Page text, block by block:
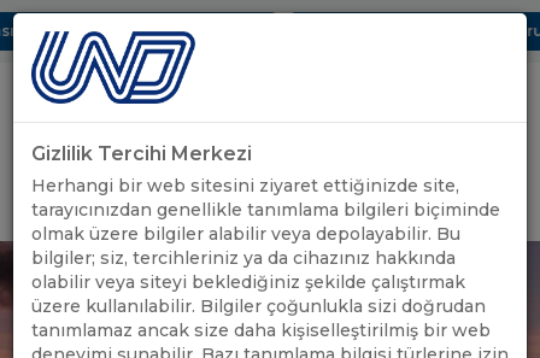
Dijital UBAK Bölümü Hakkında UND, Yunanistan Vize
Uluslararası Nakliyeciler Derneği
GİRİŞ YAP
Gizlilik Tercihi Merkezi
Herhangi bir web sitesini ziyaret ettiğinizde site,
tarayıcınızdan genellikle tanımlama bilgileri biçiminde
olmak üzere bilgiler alabilir veya depolayabilir. Bu
bilgiler; siz, tercihleriniz ya da cihazınız hakkında
olabilir veya siteyi beklediğiniz şekilde çalıştırmak
üzere kullanılabilir. Bilgiler çoğunlukla sizi doğrudan
tanımlamaz ancak size daha kişiselleştirilmiş bir web